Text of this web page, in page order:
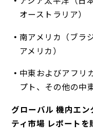
オーストラリア）
南アメリカ（ブラ
アメリカ）
中東およびアフリ
プト、その他の中
グローバル 機内エ
ティ市場 レポート